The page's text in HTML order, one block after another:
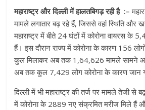
महाराष्ट्र और दिल्ली में हालतबिगड़ रही है :–
मामले लगातार बढ़ रहे हैं, जिससे वहां स्थिति और
महाराष्ट्र में बीते 24 घंटों में कोरोना वायरस के
हैं। इस दौरान राज्य में कोरोना के कारण 156
कुल मिलाकर अब तक 1,64,626 मामले सामने आ
अब तक कुल 7,429 लोग कोरोना के कारण जान
दिल्ली में भी महाराष्ट्र की तर्ज पर मामले तेजी से
में कोरोना के 2889 नए संक्रमित मरीज मिले हैं